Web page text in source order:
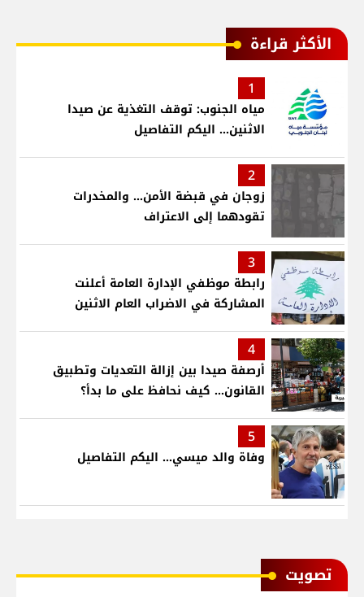
الأكثر قراءة
1
مياه الجنوب: توقف التغذية عن صيدا
الاثنين... اليكم التفاصيل
2
زوجان في قبضة الأمن... والمخدرات
تقودهما إلى الاعتراف
3
رابطة موظفي الإدارة العامة أعلنت
المشاركة في الاضراب العام الاثنين
4
أرصفة صيدا بين إزالة التعديات وتطبيق
القانون... كيف نحافظ على ما بدأ؟
5
وفاة والد ميسي... اليكم التفاصيل
ﺗﺼﻮﻳﺖ